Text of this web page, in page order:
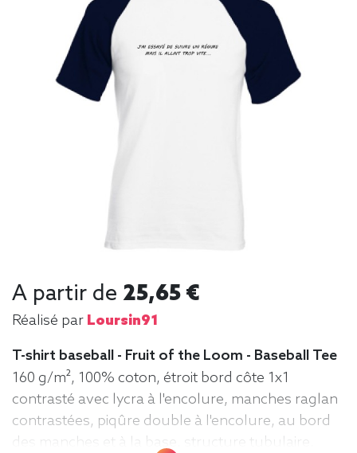
A partir de 25,65 €
Réalisé par Loursin91
T-shirt baseball - Fruit of the Loom - Baseball Tee
160 g/m², 100% coton, étroit bord côte 1x1
contrasté avec lycra à l'encolure, manches raglan
contrastées, piqûre double à l'encolure, au bord
des manches et à la base, structure tubulaire,